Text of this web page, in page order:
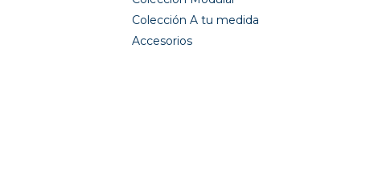
Colección A tu medida
Accesorios